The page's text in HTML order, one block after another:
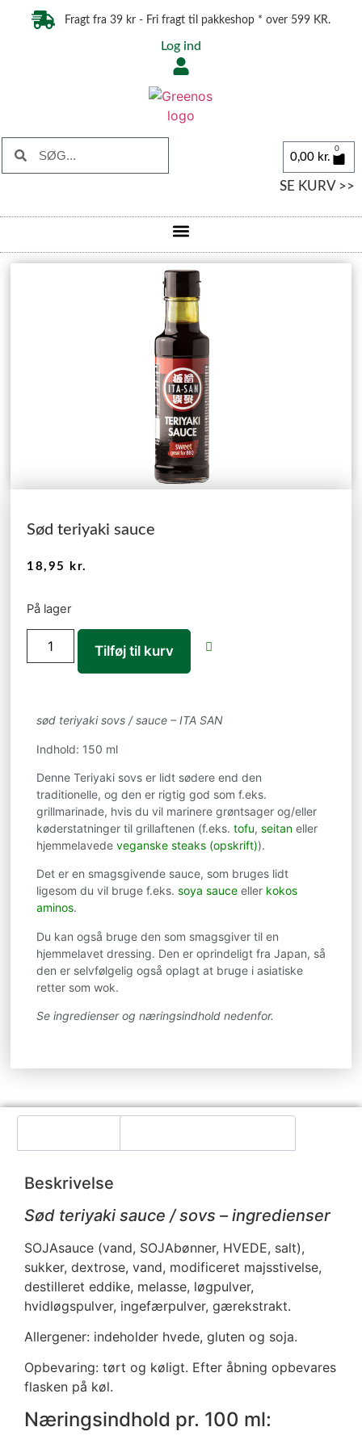
Fragt fra 39 kr - Fri fragt til pakkeshop * over 599 KR.
Log ind
0,00 kr.
0
SE KURV >>
Sød teriyaki sauce
18,95 kr.
På lager
Tilføj til kurv
sød teriyaki sovs / sauce – ITA SAN
Indhold: 150 ml
Denne Teriyaki sovs er lidt sødere end den
traditionelle, og den er rigtig god som f.eks.
grillmarinade, hvis du vil marinere grøntsager og/eller
køderstatninger til grillaftenen (f.eks. tofu, seitaneller
hjemmelavede veganske steaks (opskrift)).
Det er en smagsgivende sauce, som bruges lidt
ligesom du vil bruge f.eks. soya sauceeller kokos
aminos.
Du kan også bruge den som smagsgiver til en
hjemmelavet dressing. Den er oprindeligt fra Japan, så
den er selvfølgelig også oplagt at bruge i asiatiske
retter som wok.
Se ingredienser og næringsindhold nedenfor.
Beskrivelse
Sød teriyaki sauce / sovs – ingredienser
SOJAsauce (vand, SOJAbønner, HVEDE, salt),
sukker, dextrose, vand, modificeret majsstivelse,
destilleret eddike, melasse, løgpulver,
hvidløgspulver, ingefærpulver, gærekstrakt.
Allergener: indeholder hvede, gluten og soja.
Opbevaring: tørt og køligt. Efter åbning opbevares
flasken på køl.
Næringsindhold pr. 100 ml: